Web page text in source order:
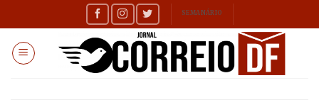
to
content
SEMANÁRIO